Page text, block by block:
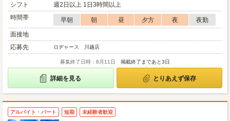
シフト
週2日以上 1日3時間以上
時間帯
早朝 朝 昼 夕方 夜
夜勤
面接地
応募先
ロヂャース 川越店
募集終了日時：8月11日 掲載終了まであと3日
詳細を見る とりあえず保存
アルバイト・パート 短期 未経験者歓迎